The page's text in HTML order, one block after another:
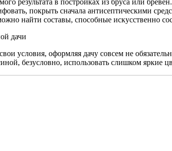
покрыть сначала антисептическими
найти составы, способные искусственно
условия, оформляя дачу совсем не
безусловно, использовать слишком яркие